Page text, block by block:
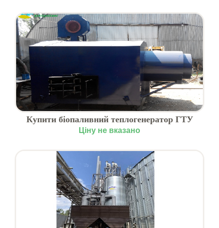
Купити біопаливний теплогенератор ГТУ
Ціну не вказано